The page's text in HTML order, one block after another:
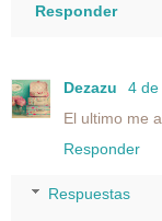
Responder
Dezazu
4 de
El ultimo me
Responder
Respuestas